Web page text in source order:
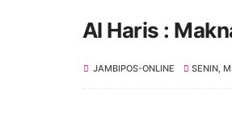
Al Haris :
JAMBIPOS-ONLINE SENIN,